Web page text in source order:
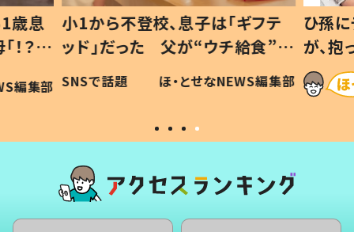
歳息
？」
編集部
小1から不登校、息子は「ギフテ
ッド」だった 父が“ウチ給食”を
作り続ける理由とは #令和の親
#令和の子
SNSで話題 ほ・とせなNEWS編集部
ひ孫
が、
「涙が
い」